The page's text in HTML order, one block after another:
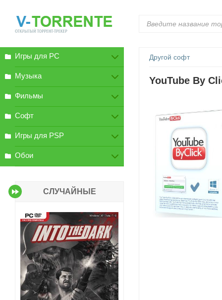
Другой софт
YouTube By
Игры для PC
Музыка
Фильмы
Софт
Игры для PSP
Обои
СЛУЧАЙНЫЕ